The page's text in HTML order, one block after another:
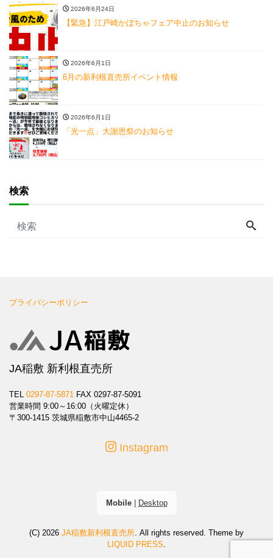
2026年6月24日
【緊急】江戸崎かぼちゃフェア中止のお知らせ
2026年6月1日
6月の新利根直売所イベント情報
2026年6月1日
「光一点」大謝恩祭のお知らせ
検索
プライバシーポリシー
JA稲敷 新利根直売所
TEL 0297-87-5871 FAX 0297-87-5091
営業時間 9:00～16:00（火曜定休）
〒300-1415 茨城県稲敷市中山4465-2
Instagram
Mobile| Desktop
(C) 2026 JA稲敷新利根直売所 . All rights reserved. Theme by
LIQUID PRESS